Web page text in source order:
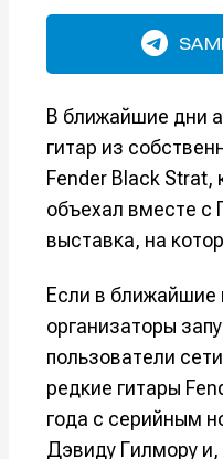
В ближайшие дни
гитар из
Fender Black Strat,
объехал вместе с
выставка, на
Если в ближайшие
организаторы
пользователи
редкие гитары
года с серийным
Дэвиду Гилмору и,